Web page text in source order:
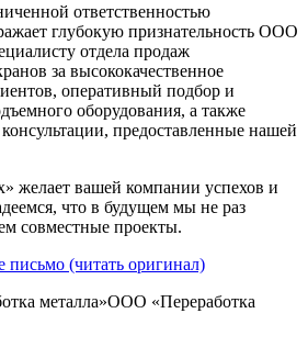
ответственностью
глубокую признательность ООО
отдела продаж
за высококачественное
оперативный подбор и
оборудования, а также
предоставленные нашей
желает вашей компании успехов и
что в будущем мы не раз
совместные проекты.
письмо (читать оригинал)
ООО «Переработка